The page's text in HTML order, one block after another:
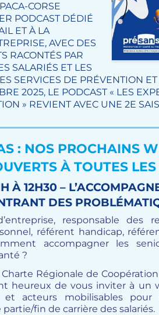
CORSE
PODCAST DÉDIÉ
ET À LA
AVEC DES
RACONTÉS PAR
SALARIÉS ET LES
SERVICES DE PRÉVENTION
2025, LE PODCAST « LES
» REVIENT AVEC UNE 2E
: NOS PROCHAINS
À TOUTES
À 12H30 –
DES
responsable des
référent handicap,
accompagner les
?
Régionale de
heureux de vous inviter à un
et acteurs mobilisables pour
fin de carrière des salariés.